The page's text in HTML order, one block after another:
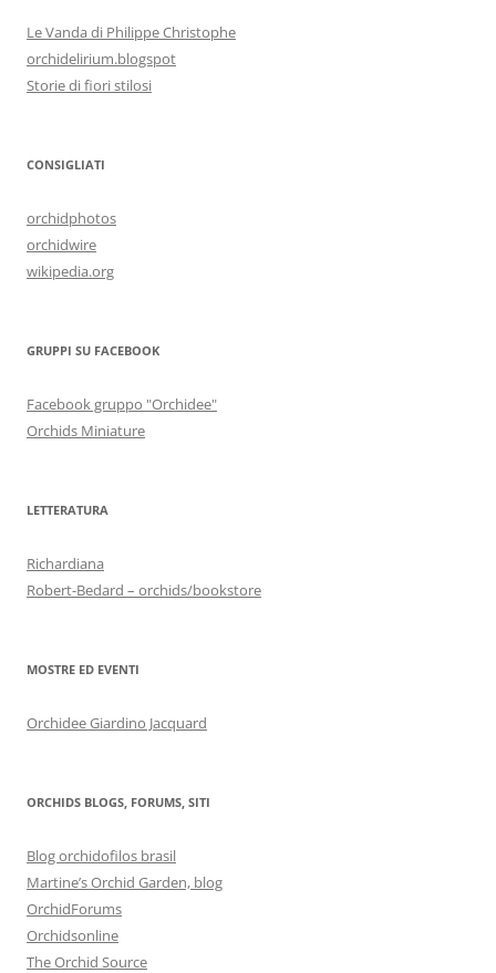
Le Vanda di Philippe Christophe
orchidelirium.blogspot
Storie di fiori stilosi
CONSIGLIATI
orchidphotos
orchidwire
wikipedia.org
GRUPPI SU FACEBOOK
Facebook gruppo "Orchidee"
Orchids Miniature
LETTERATURA
Richardiana
Robert-Bedard – orchids/bookstore
MOSTRE ED EVENTI
Orchidee Giardino Jacquard
ORCHIDS BLOGS, FORUMS, SITI
Blog orchidofilos brasil
Martine’s Orchid Garden, blog
OrchidForums
Orchidsonline
The Orchid Source